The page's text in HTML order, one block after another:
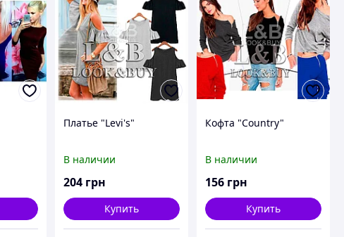
Платье "Levi's"
В наличии
204 грн
Купить
Кофта "Country"
В наличии
156 грн
Купить